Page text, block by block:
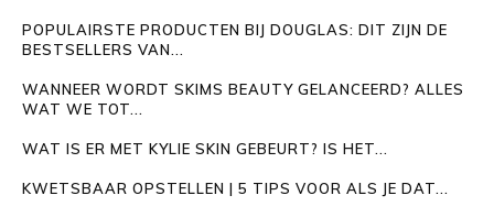
POPULAIRSTE PRODUCTEN BIJ DOUGLAS: DIT ZIJN DE
BESTSELLERS VAN...
WANNEER WORDT SKIMS BEAUTY GELANCEERD? ALLES
WAT WE TOT...
WAT IS ER MET KYLIE SKIN GEBEURT? IS HET...
KWETSBAAR OPSTELLEN | 5 TIPS VOOR ALS JE DAT...